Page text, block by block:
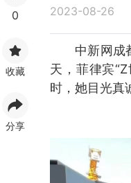
0
收藏
分享
2023-08-26
中新网成
天，菲律宾
时，她目光真